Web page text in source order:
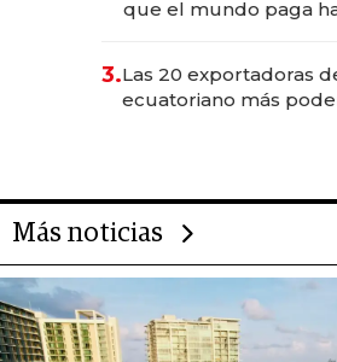
que el mundo paga
3.Las 20 exportadoras
ecuatoriano más
Más noticias